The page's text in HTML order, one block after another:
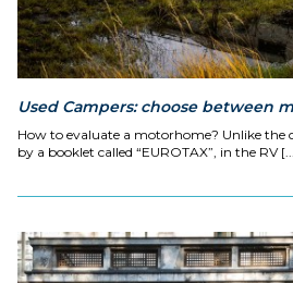
Used Campers: choose between
How to evaluate a motorhome? Unlike the
by a booklet called “EUROTAX”, in the RV